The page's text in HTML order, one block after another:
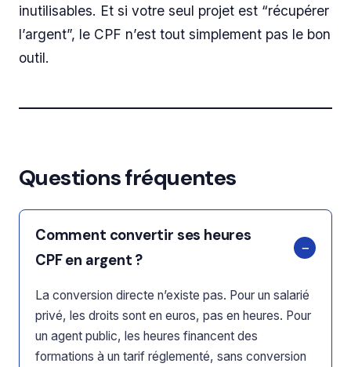
inutilisables. Et si votre seul projet est “récupérer
l’argent”, le CPF n’est tout simplement pas le bon
outil.
Questions fréquentes
Comment convertir ses heures
CPF en argent ?
La conversion directe n’existe pas. Pour un salarié
privé, les droits sont en euros, pas en heures. Pour
un agent public, les heures financent des
formations à un tarif réglementé, sans conversion